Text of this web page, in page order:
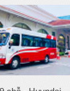
- Toyota Innova